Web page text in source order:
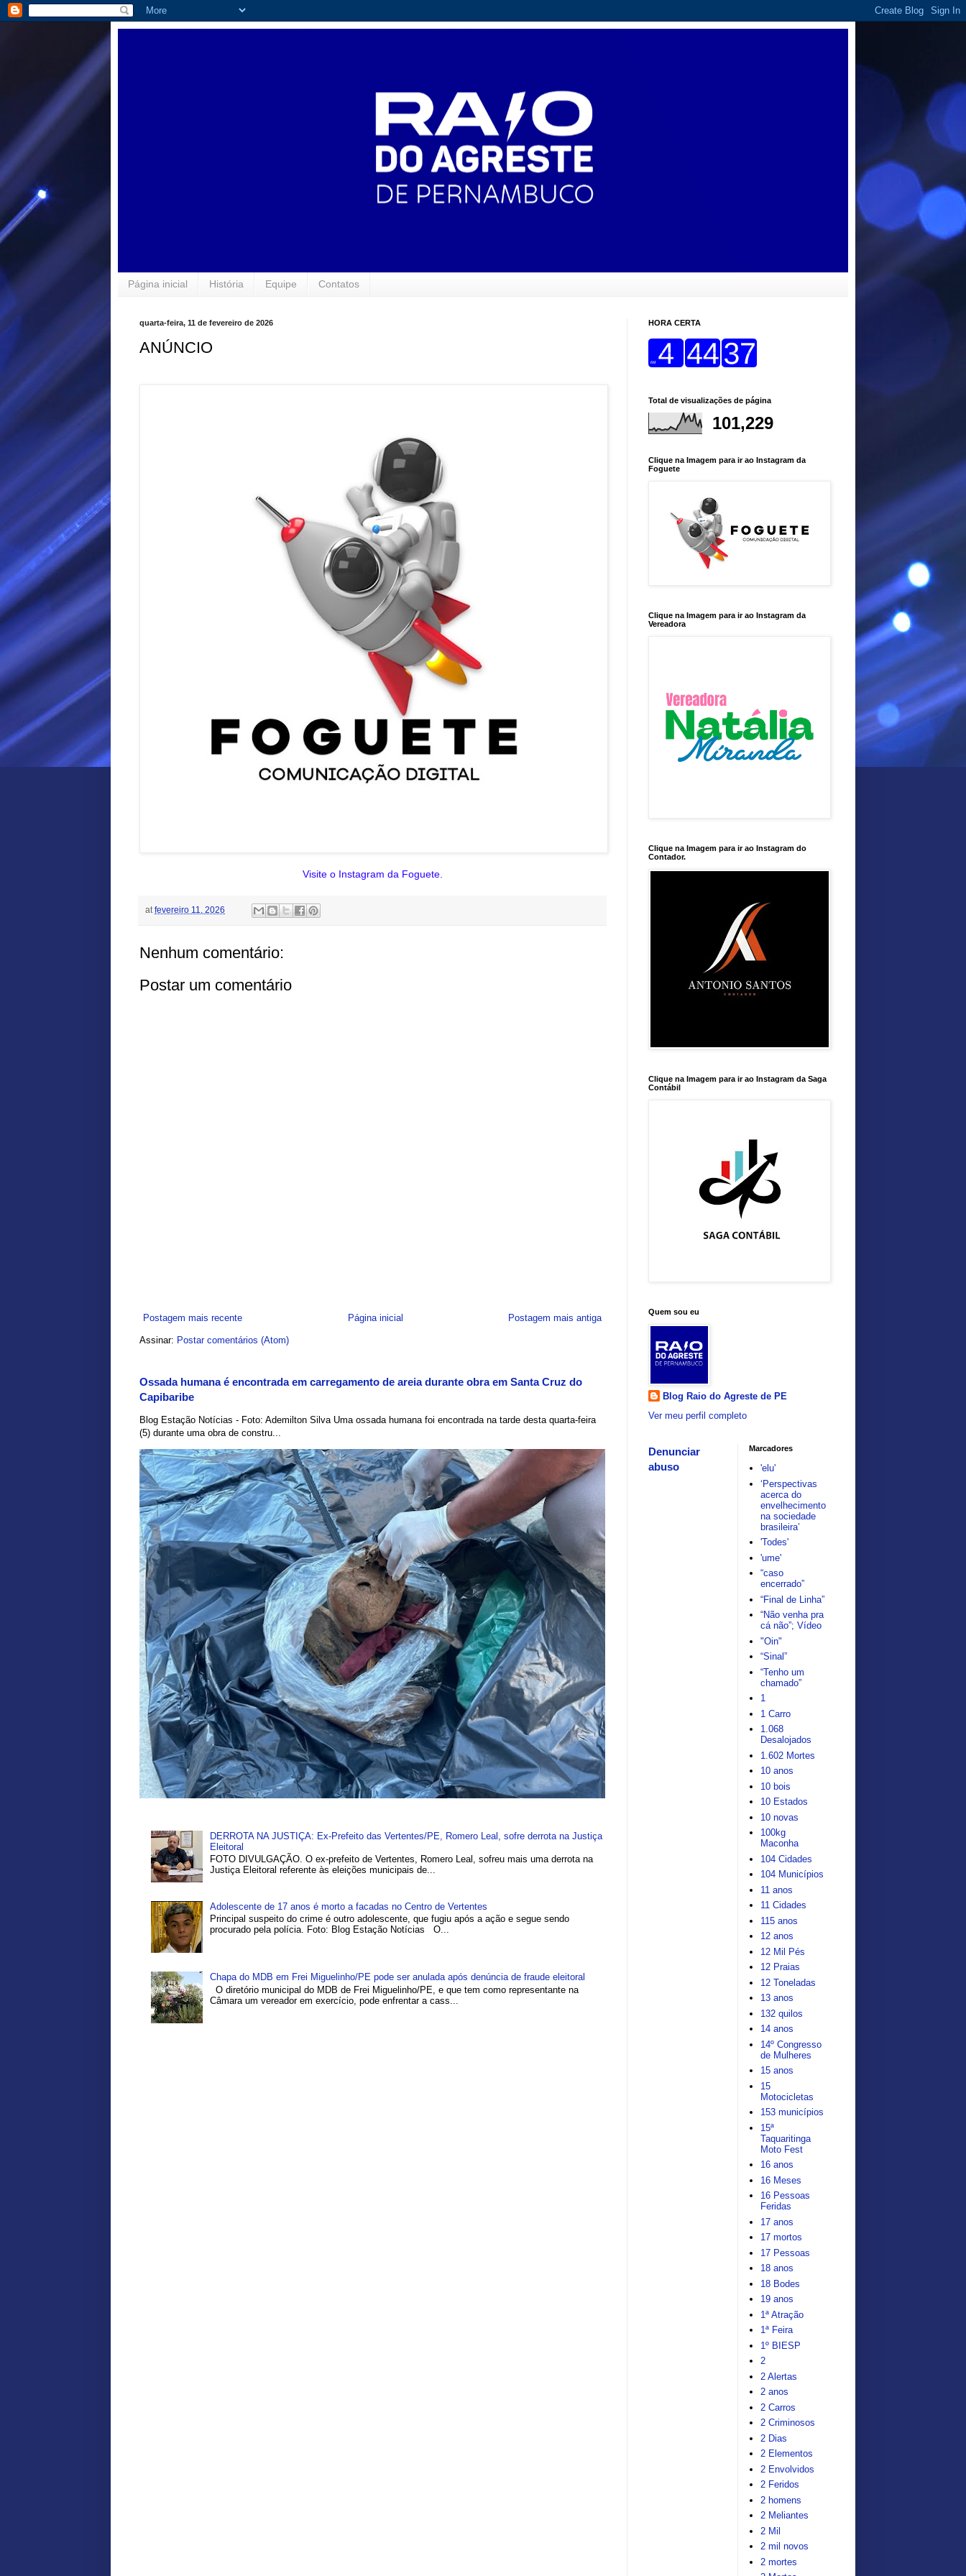
Página inicial História Equipe Contatos
quarta-feira, 11 de fevereiro de 2026
ANÚNCIO
Visite o Instagram da Foguete.
at fevereiro 11, 2026
Nenhum comentário:
Postar um comentário
Postagem mais recente Postagem mais antiga
Página inicial
Assinar: Postar comentários (Atom)
Ossada humana é encontrada em carregamento de areia durante obra em Santa Cruz do
Capibaribe
Blog Estação Notícias - Foto: Ademilton Silva Uma ossada humana foi encontrada na tarde desta quarta-feira
(5) durante uma obra de constru...
DERROTA NA JUSTIÇA: Ex-Prefeito das Vertentes/PE, Romero Leal, sofre derrota na Justiça
Eleitoral
FOTO DIVULGAÇÃO. O ex-prefeito de Vertentes, Romero Leal, sofreu mais uma derrota na
Justiça Eleitoral referente às eleições municipais de...
Adolescente de 17 anos é morto a facadas no Centro de Vertentes
Principal suspeito do crime é outro adolescente, que fugiu após a ação e segue sendo
procurado pela polícia. Foto: Blog Estação Notícias O...
Chapa do MDB em Frei Miguelinho/PE pode ser anulada após denúncia de fraude eleitoral
O diretório municipal do MDB de Frei Miguelinho/PE, e que tem como representante na
Câmara um vereador em exercício, pode enfrentar a cass...
HORA CERTA
Total de visualizações de página
101,229
Clique na Imagem para ir ao Instagram da
Foguete
Clique na Imagem para ir ao Instagram da
Vereadora
Clique na Imagem para ir ao Instagram do
Contador.
Clique na Imagem para ir ao Instagram da Saga
Contábil
Quem sou eu
Blog Raio do Agreste de PE
Ver meu perfil completo
Denunciar
abuso
Marcadores
'elu'
‘Perspectivas
acerca do
envelhecimento
na sociedade
brasileira’
'Todes'
'ume'
“caso
encerrado”
“Final de Linha”
“Não venha pra
cá não”; Vídeo
"Oin"
“Sinal”
“Tenho um
chamado”
1
1 Carro
1.068
Desalojados
1.602 Mortes
10 anos
10 bois
10 Estados
10 novas
100kg
Maconha
104 Cidades
104 Municípios
11 anos
11 Cidades
115 anos
12 anos
12 Mil Pés
12 Praias
12 Toneladas
13 anos
132 quilos
14 anos
14º Congresso
de Mulheres
15 anos
15
Motocicletas
153 municípios
15ª
Taquaritinga
Moto Fest
16 anos
16 Meses
16 Pessoas
Feridas
17 anos
17 mortos
17 Pessoas
18 anos
18 Bodes
19 anos
1ª Atração
1ª Feira
1º BIESP
2
2 Alertas
2 anos
2 Carros
2 Criminosos
2 Dias
2 Elementos
2 Envolvidos
2 Feridos
2 homens
2 Meliantes
2 Mil
2 mil novos
2 mortes